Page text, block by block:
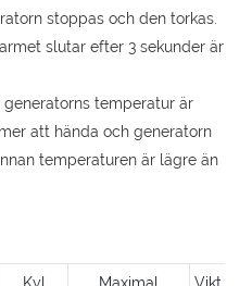
stoppas och den torkas.
slutar efter 3 sekunder är
temperatur är
att hända och generatorn
temperaturen är lägre än